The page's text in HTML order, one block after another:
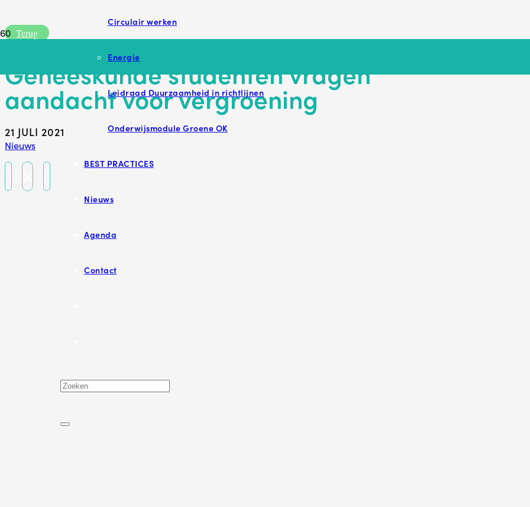
Circulair werken
Energie
Leidraad Duurzaamheid in richtlijnen
Onderwijsmodule Groene OK
BEST PRACTICES
Nieuws
Agenda
Contact
Terug
Geneeskunde studenten vragen
aandacht voor vergroening
21 JULI 2021
Nieuws